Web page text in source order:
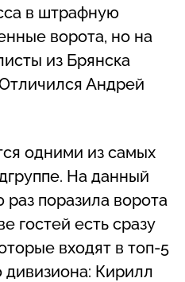
в штрафную
ворота, но на
из Брянска
Андрей
одними из самых
На данный
поразила ворота
гостей есть сразу
входят в топ-5
Кирилл